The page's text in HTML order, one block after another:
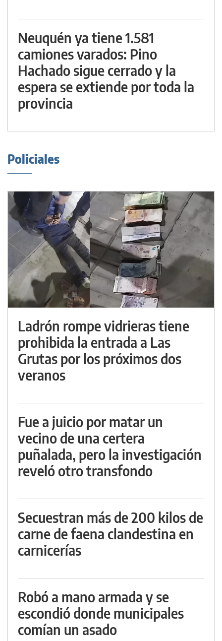
Neuquén ya tiene 1.581
camiones varados: Pino
Hachado sigue cerrado y la
espera se extiende por toda la
provincia
Policiales
Ladrón rompe vidrieras tiene
prohibida la entrada a Las
Grutas por los próximos dos
veranos
Fue a juicio por matar un
vecino de una certera
puñalada, pero la investigación
reveló otro transfondo
Secuestran más de 200 kilos de
carne de faena clandestina en
carnicerías
Robó a mano armada y se
escondió donde municipales
comían un asado